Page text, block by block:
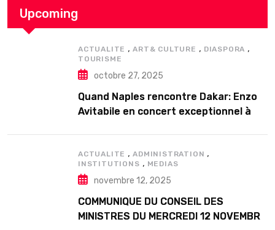
Upcoming
ACTUALITE ,ART& CULTURE , DIASPORA ,
TOURISME
octobre 27, 2025
Quand Naples rencontre Dakar: Enzo
Avitabile en concert exceptionnel à
ACTUALITE ,ADMINISTRATION ,
INSTITUTIONS , MEDIAS
novembre 12, 2025
COMMUNIQUE DU CONSEIL DES
MINISTRES DU MERCREDI 12 NOVEMBRE